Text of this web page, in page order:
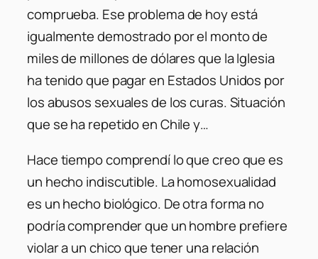
comprueba. Ese problema de hoy está
igualmente demostrado por el monto de
miles de millones de dólares que la Iglesia
ha tenido que pagar en Estados Unidos por
los abusos sexuales de los curas. Situación
que se ha repetido en Chile y…
Hace tiempo comprendí lo que creo que es
un hecho indiscutible. La homosexualidad
es un hecho biológico. De otra forma no
podría comprender que un hombre prefiere
violar a un chico que tener una relación